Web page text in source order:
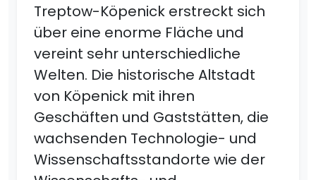
Treptow-Köpenick erstreckt sich
über eine enorme Fläche und
vereint sehr unterschiedliche
Welten. Die historische Altstadt
von Köpenick mit ihren
Geschäften und Gaststätten, die
wachsenden Technologie- und
Wissenschaftsstandorte wie der